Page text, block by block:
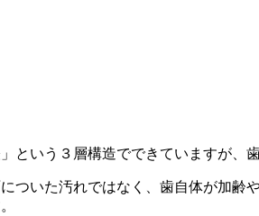
という３層構造でできていますが、
ついた汚れではなく、歯自体が加齢